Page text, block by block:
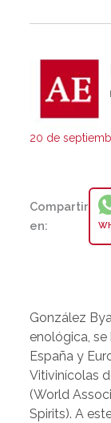
20 de
Compartir
en:
González
enológica,
España y
Vitivinícolas
(World
Spirits). A